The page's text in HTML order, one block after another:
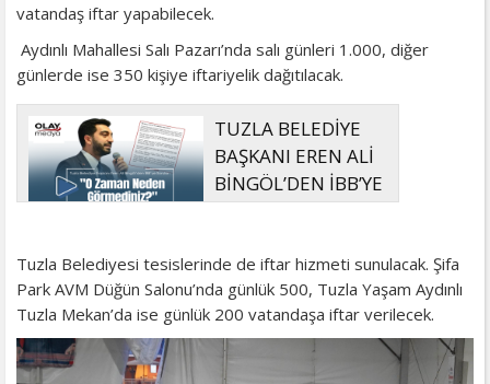
vatandaş iftar yapabilecek.
Aydınlı Mahallesi Salı Pazarı’nda salı günleri 1.000, diğer
günlerde ise 350 kişiye iftariyelik dağıtılacak.
TUZLA BELEDİYE
BAŞKANI EREN ALİ
BİNGÖL’DEN İBB’YE
SORULAR: "O
Tuzla Belediyesi tesislerinde de iftar hizmeti sunulacak. Şifa
Park AVM Düğün Salonu’nda günlük 500, Tuzla Yaşam Aydınlı
Tuzla Mekan’da ise günlük 200 vatandaşa iftar verilecek.